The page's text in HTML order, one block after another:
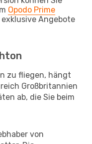
Opodo Prime
Angebote
zu fliegen, hängt
Großbritannien
ab, die Sie beim
von